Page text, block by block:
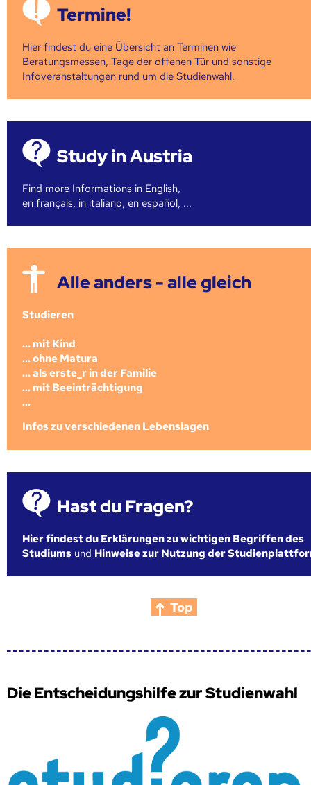
Termine!
Hier findest du eine Übersicht an Terminen wie
Beratungsmessen, Tage der offenen Tür und sonstige
Infoveranstaltungen rund um die Studienwahl.
Study in Austria
Find more Informations in English,
en français, in italiano, en español, ...
Alle anders - alle gleich
Studieren
... mit Kind
... ohne Matura
... als erste_r in der Familie
... mit Beeinträchtigung
...
Infos zu verschiedenen Lebenslagen
Hast du Fragen?
Hier findest du Erklärungen zu wichtigen Begriffen des
Studiums und Hinweise zur Nutzung der
Top
Die Entscheidungshilfe zur Studienwahl